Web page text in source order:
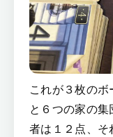
これが３枚の
と６つの家の
者は１２点、そ